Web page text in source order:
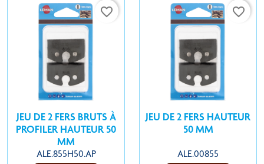
favorite_border
JEU DE 2 FERS BRUTS À
PROFILER HAUTEUR 50
MM
ALE.855H50.AP
favorite_border
JEU DE 2 FERS HAUTEUR
50 MM
ALE.00855